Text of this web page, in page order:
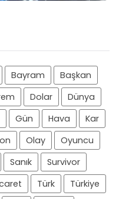
Bayram
Başkan
Dolar
Dünya
Gün Hava
Kar
Olay
Oyuncu
Sanık
Survivor
Türk Türkiye